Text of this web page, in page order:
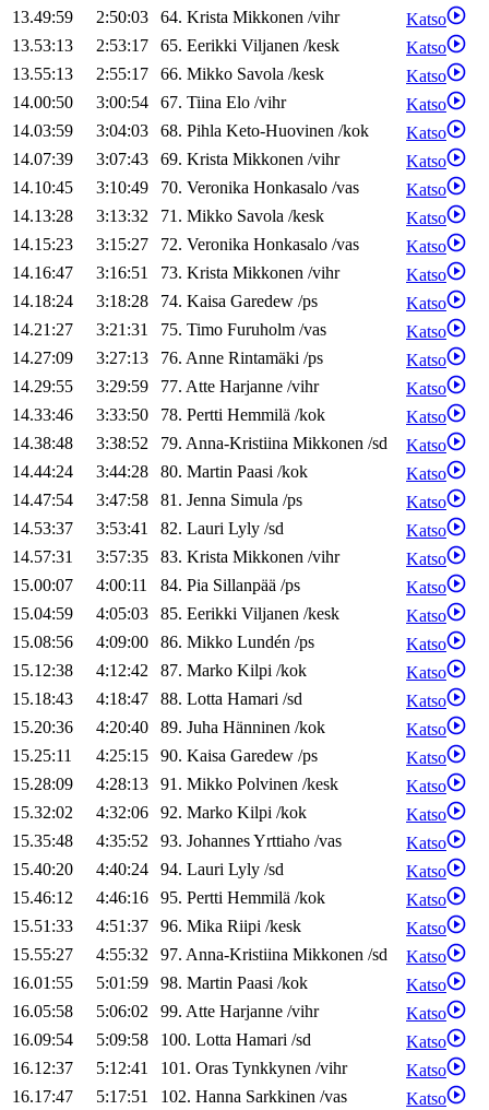
13.49:59
2:50:03 64. Krista Mikkonen /vihr
Katso
13.53:13
2:53:17 65. Eerikki Viljanen /kesk
Katso
13.55:13
2:55:17 66. Mikko Savola /kesk
Katso
14.00:50
3:00:54 67. Tiina Elo /vihr
Katso
14.03:59
3:04:03 68. Pihla Keto-Huovinen /kok
Katso
14.07:39
3:07:43 69. Krista Mikkonen /vihr
Katso
14.10:45
3:10:49 70. Veronika Honkasalo /vas
Katso
14.13:28
3:13:32 71. Mikko Savola /kesk
Katso
14.15:23
3:15:27 72. Veronika Honkasalo /vas
Katso
14.16:47
3:16:51 73. Krista Mikkonen /vihr
Katso
14.18:24
3:18:28 74. Kaisa Garedew /ps
Katso
14.21:27
3:21:31 75. Timo Furuholm /vas
Katso
14.27:09
3:27:13 76. Anne Rintamäki /ps
Katso
14.29:55
3:29:59 77. Atte Harjanne /vihr
Katso
14.33:46
3:33:50 78. Pertti Hemmilä /kok
Katso
14.38:48
3:38:52 79. Anna-Kristiina Mikkonen /sd
Katso
14.44:24
3:44:28 80. Martin Paasi /kok
Katso
14.47:54
3:47:58 81. Jenna Simula /ps
Katso
14.53:37
3:53:41 82. Lauri Lyly /sd
Katso
14.57:31
3:57:35 83. Krista Mikkonen /vihr
Katso
15.00:07
4:00:11 84. Pia Sillanpää /ps
Katso
15.04:59
4:05:03 85. Eerikki Viljanen /kesk
Katso
15.08:56
4:09:00 86. Mikko Lundén /ps
Katso
15.12:38
4:12:42 87. Marko Kilpi /kok
Katso
15.18:43
4:18:47 88. Lotta Hamari /sd
Katso
15.20:36
4:20:40 89. Juha Hänninen /kok
Katso
15.25:11
4:25:15 90. Kaisa Garedew /ps
Katso
15.28:09
4:28:13 91. Mikko Polvinen /kesk
Katso
15.32:02
4:32:06 92. Marko Kilpi /kok
Katso
15.35:48
4:35:52 93. JohannesYrttiaho /vas
Katso
15.40:20
4:40:24 94. Lauri Lyly /sd
Katso
15.46:12
4:46:16 95. Pertti Hemmilä /kok
Katso
15.51:33
4:51:37 96. Mika Riipi /kesk
Katso
15.55:27
4:55:32 97. Anna-Kristiina Mikkonen /sd
Katso
16.01:55
5:01:59 98. Martin Paasi /kok
Katso
16.05:58
5:06:02 99. Atte Harjanne /vihr
Katso
16.09:54
5:09:58 100. Lotta Hamari /sd
Katso
16.12:37
5:12:41 101. Oras Tynkkynen /vihr
Katso
16.17:47
5:17:51 102. Hanna Sarkkinen /vas
Katso